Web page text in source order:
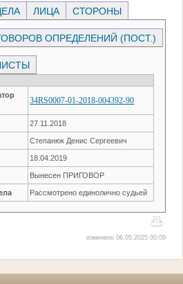
ЛИЦА СТОРОНЫ
ОПРЕДЕЛЕНИЙ (ПОСТ.)
34RS0007-01-2018-004392-90
27.11.2018
Степанюк Денис Сергеевич
18.04.2019
Вынесен ПРИГОВОР
Рассмотрено единолично судьей
изменено 06.05.2025 00:09